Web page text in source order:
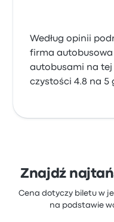
Według opinii
firma autobusowa
autobusami na tej
czystości 4.8 na 5
Znajdź
Cena dotyczy biletu w
na podstawie